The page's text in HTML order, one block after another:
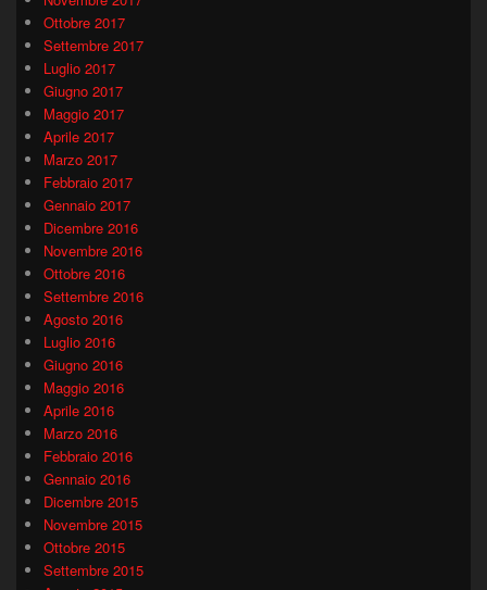
Ottobre 2017
Settembre 2017
Luglio 2017
Giugno 2017
Maggio 2017
Aprile 2017
Marzo 2017
Febbraio 2017
Gennaio 2017
Dicembre 2016
Novembre 2016
Ottobre 2016
Settembre 2016
Agosto 2016
Luglio 2016
Giugno 2016
Maggio 2016
Aprile 2016
Marzo 2016
Febbraio 2016
Gennaio 2016
Dicembre 2015
Novembre 2015
Ottobre 2015
Settembre 2015